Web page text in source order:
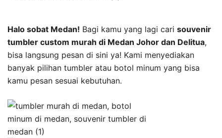
Halo sobat Medan! Bagi kamu yang lagi cari souvenir
tumbler custom murah di Medan Johor dan Delitua,
bisa langsung pesan di sini ya! Kami menyediakan
banyak pilihan tumbler atau botol minum yang bisa
kamu pesan sesuai kebutuhan.